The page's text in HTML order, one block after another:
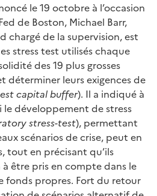
le 19 octobre à l’occasion
de Boston, Michael Barr,
chargé de la supervision, est
stress test utilisés chaque
des 19 plus grosses
déterminer leurs exigences de
capital buffer). Il a indiqué à
développement de stress
stress-test), permettant
scénarios de crise, peut en
tout en précisant qu’ils
être pris en compte dans le
fonds propres. Fort du retour